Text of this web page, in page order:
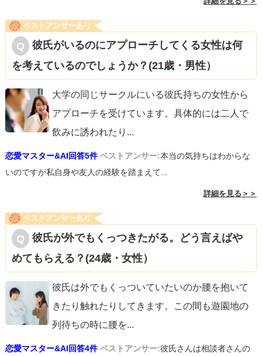
ベストアンサーあり
彼氏がいるのにアプローチしてくる女性は何
を考えているのでしょうか？(21歳・男性）
大学の同じサークルにいる彼氏持ちの女性から
アプローチを受けています。具体的には二人で
飲みに誘われたり ...
恋愛マスター&AI回答5件 ベストアンサー:本当の気持ちはわからな
いのですが私自身や友人の経験を踏まえて...
詳細を見る＞＞
ベストアンサーあり
彼氏が外でもくっつきたがる。どう言えばや
めてもらえる？(24歳・女性）
彼氏は外でもくっついていたいのか腰を抱いて
きたり触れたりしてきます。この間も遊園地の
列待ちの時に腰を...
恋愛マスター&AI回答4件 ベストアンサー:彼氏さんは相談者さんの